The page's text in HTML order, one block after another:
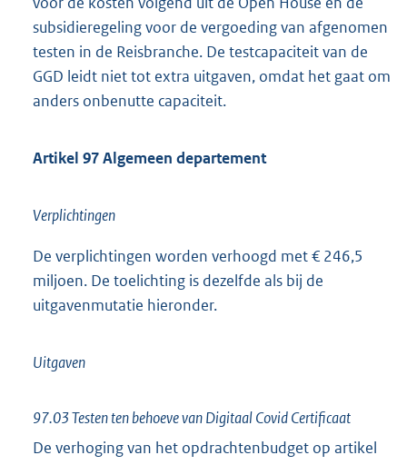
subsidieregeling voor de vergoeding van afgenomen
testen in de Reisbranche. De testcapaciteit van de
GGD leidt niet tot extra uitgaven, omdat het gaat om
anders onbenutte capaciteit.
Artikel 97 Algemeen departement
Verplichtingen
De verplichtingen worden verhoogd met € 246,5
miljoen. De toelichting is dezelfde als bij de
uitgavenmutatie hieronder.
Uitgaven
97.03 Testen ten behoeve van Digitaal Covid Certificaat
De verhoging van het opdrachtenbudget op artikel